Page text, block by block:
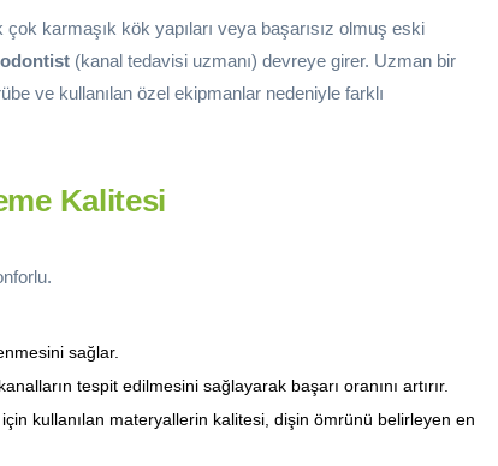
karmaşık kök yapıları veya başarısız olmuş eski
(kanal tedavisi uzmanı) devreye girer. Uzman bir
ve kullanılan özel ekipmanlar nedeniyle farklı
Kalitesi
sağlar.
tespit edilmesini sağlayarak başarı oranını artırır.
için kullanılan materyallerin kalitesi, dişin ömrünü belirleyen en